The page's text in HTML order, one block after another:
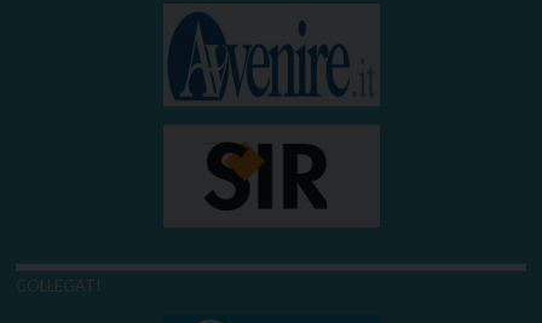
COLLEGATI